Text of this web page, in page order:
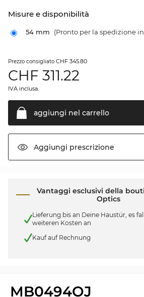
Misure e disponibilità
54 mm (Pronto per la spedizione
Prezzo consigliato CHF 345.80
CHF 311.22
IVA inclusa.
aggiungi nel carrello
Aggiungi prescrizione
Vantaggi esclusivi della
Optics
Lieferung bis an Deine Haustür, es
weiteren Kosten an
Kauf auf Rechnung
MB0494OJ